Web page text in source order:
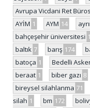
Avrupa Vicdani Ret
AYİM 1 AYM 14
bahçeşehir üniversitesi 1
baltık 7 barış 174
batoça 1 Bedelli
beraat 1 biber gazı 8
bireysel silahlanma 71
silah 1 bm 172